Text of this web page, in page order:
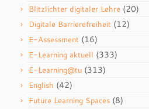
Blitzlichter digitaler Lehre (20)
Digitale Barrierefreiheit (12)
E-Assessment (16)
E-Learning aktuell (333)
E-Learning@tu (313)
English (42)
Future Learning Spaces (8)